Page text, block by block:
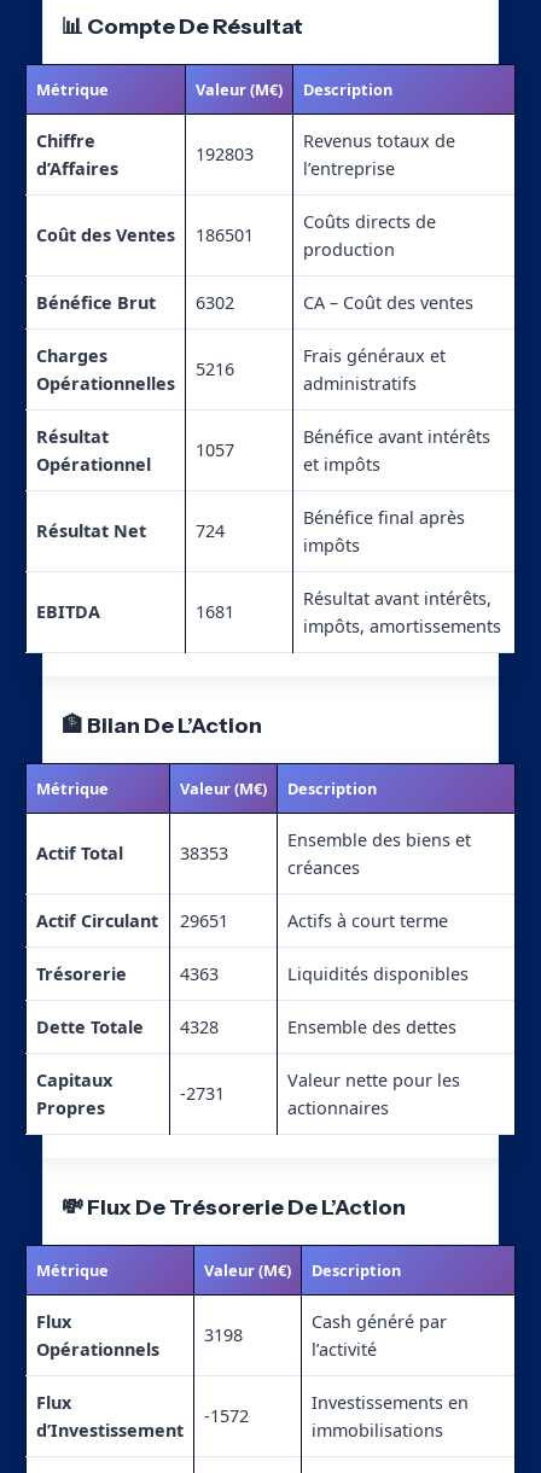
📊 Compte De Résultat
Métrique Valeur (M€) Description
Chiffre
d’Affaires
192803
Revenus totaux de
l’entreprise
Coût des Ventes 186501
Coûts directs de
production
Bénéfice Brut 6302 CA – Coût des ventes
Charges
Opérationnelles
5216
Frais généraux et
administratifs
Résultat
Opérationnel
1057
Bénéfice avant intérêts
et impôts
Résultat Net 724
Bénéfice final après
impôts
EBITDA 1681
Résultat avant intérêts,
impôts, amortissements
🏦 Bilan De L’Action
Métrique Valeur (M€) Description
Actif Total 38353
Ensemble des biens et
créances
Actif Circulant 29651 Actifs à court terme
Trésorerie 4363 Liquidités disponibles
Dette Totale 4328 Ensemble des dettes
Capitaux
Propres
-2731
Valeur nette pour les
actionnaires
💸 Flux De Trésorerie De L’Action
Métrique Valeur (M€) Description
Flux
Opérationnels
3198
Cash généré par
l’activité
Flux
d’Investissement
-1572
Investissements en
immobilisations